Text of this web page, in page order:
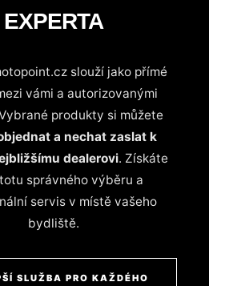
EXPERTA
slouží jako přímé
vámi a autorizovanými
produkty si můžete
a nechat zaslat k
dealerovi. Získáte
správného výběru a
servis v místě vašeho
bydliště.
SLUŽBA PRO KAŽDÉHO